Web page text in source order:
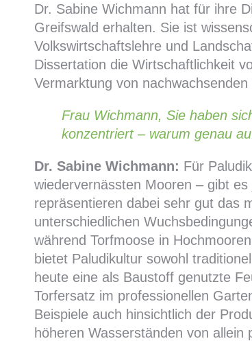
Dr. Sabine Wichmann hat für ihre
Greifswald erhalten. Sie ist
Volkswirtschaftslehre und
Dissertation die Wirtschaftlichkeit
Vermarktung von
Frau Wichmann, Sie haben
konzentriert – warum genau
Dr. Sabine Wichmann: Für
wiedervernässten Mooren – gibt
repräsentieren dabei sehr gut das
unterschiedlichen
während Torfmoose in
bietet Paludikultur sowohl
heute eine als Baustoff genutzte
Torfersatz im professionellen
Beispiele auch hinsichtlich der
höheren Wasserständen von allein